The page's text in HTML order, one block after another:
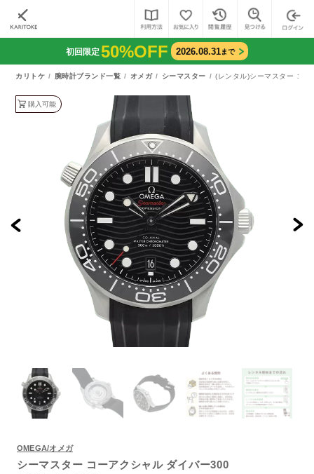
初回限定50%OFF 2026.08.31まで
カリトケ 腕時計ブランド一覧 オメガ シーマスター (レンタル)シーマスター コ
購入可能
OMEGA/オメガ
シーマスター コーアクシャル ダイバー300
よくあるご質問